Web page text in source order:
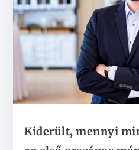
Kiderült, mennyi